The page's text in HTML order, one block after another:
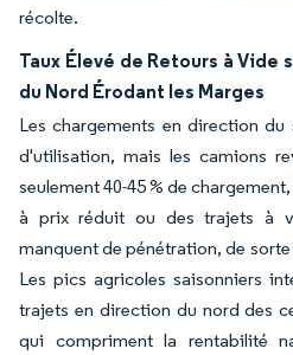
récolte.
Taux Élevé de Retours à Vide
du Nord Érodant les Marges
Les chargements en direction
d'utilisation, mais les camions
seulement 40-45 % de
à prix réduit ou des trajets à
manquent de pénétration, de
Les pics agricoles saisonniers
trajets en direction du nord des
qui compriment la rentabilité